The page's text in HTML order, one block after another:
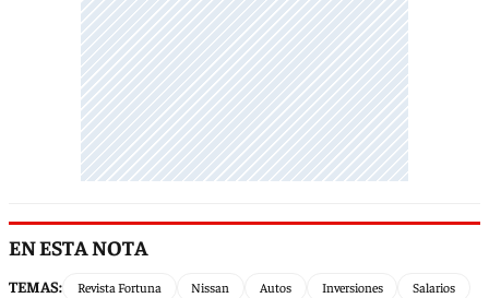
EN ESTA NOTA
TEMAS: Revista Fortuna Nissan Autos Inversiones Salarios